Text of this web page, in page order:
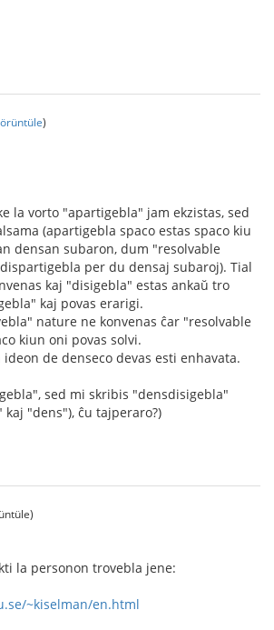
)
la vorto "apartigebla" jam ekzistas, sed
(apartigebla spaco estas spaco kiu
densan subaron, dum "resolvable
per du densaj subaroj). Tial
kaj "disigebla" estas ankaŭ tro
kaj povas erarigi.
nature ne konvenas ĉar "resolvable
kiun oni povas solvi.
de denseco devas esti enhavata.
sed mi skribis "densdisigebla"
"dens"), ĉu tajperaro?)
la personon trovebla jene:
~kiselman/en.html